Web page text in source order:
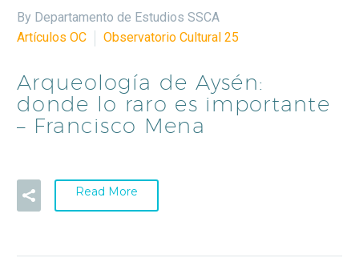
By Departamento de Estudios SSCA
Artículos OC
Observatorio Cultural 25
Arqueología de Aysén:
donde lo raro es importante
– Francisco Mena
Read More